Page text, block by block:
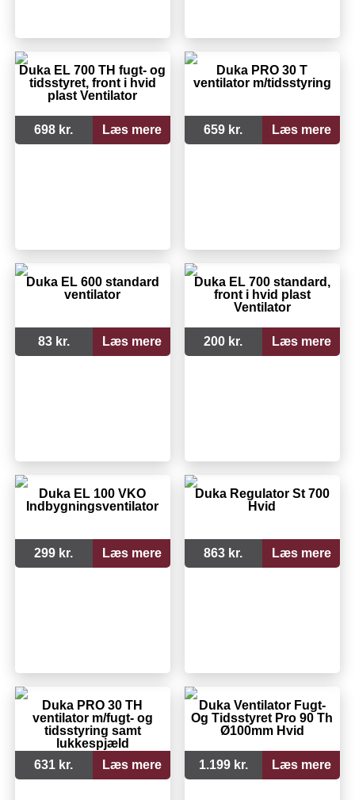
Duka EL 700 TH fugt- og
tidsstyret, front i hvid
plast Ventilator
698 kr. Læs mere
Duka PRO 30 T
ventilator m/tidsstyring
659 kr. Læs mere
Duka EL 600 standard
ventilator
83 kr. Læs mere
Duka EL 700 standard,
front i hvid plast
Ventilator
200 kr. Læs mere
Duka EL 100 VKO
Indbygningsventilator
299 kr. Læs mere
Duka Regulator St 700
Hvid
863 kr. Læs mere
Duka PRO 30 TH
ventilator m/fugt- og
tidsstyring samt
lukkespjæld
631 kr.
Læs mere
Duka Ventilator Fugt-
Og Tidsstyret Pro 90 Th
Ø100mm Hvid
1.199 kr. Læs mere